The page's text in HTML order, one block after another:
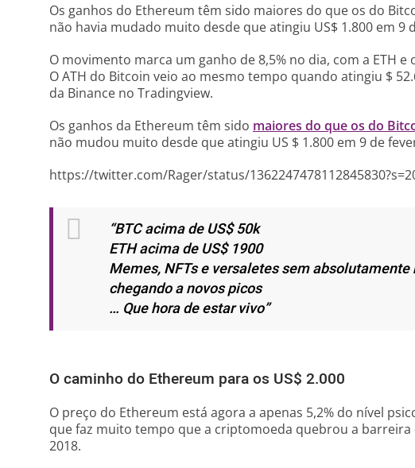
Os ganhos do Ethereum têm sido maiores do que os do
não havia mudado muito desde que atingiu US$ 1.800 em 9
O movimento marca um ganho de 8,5% no dia, com a ETH
O ATH do Bitcoin veio ao mesmo tempo quando atingiu $
da Binance no Tradingview.
Os ganhos da Ethereum têm sido maiores do que os do
não mudou muito desde que atingiu US $ 1.800 em 9 de
https://twitter.com/Rager/status/
“BTC acima de US$ 50k
ETH acima de US$ 1900
Memes, NFTs e versaletes sem
chegando a novos picos
… Que hora de estar vivo”
O caminho do Ethereum para os US$ 2.000
O preço do Ethereum está agora a apenas 5,2% do nível
que faz muito tempo que a criptomoeda quebrou a barreira
2018.